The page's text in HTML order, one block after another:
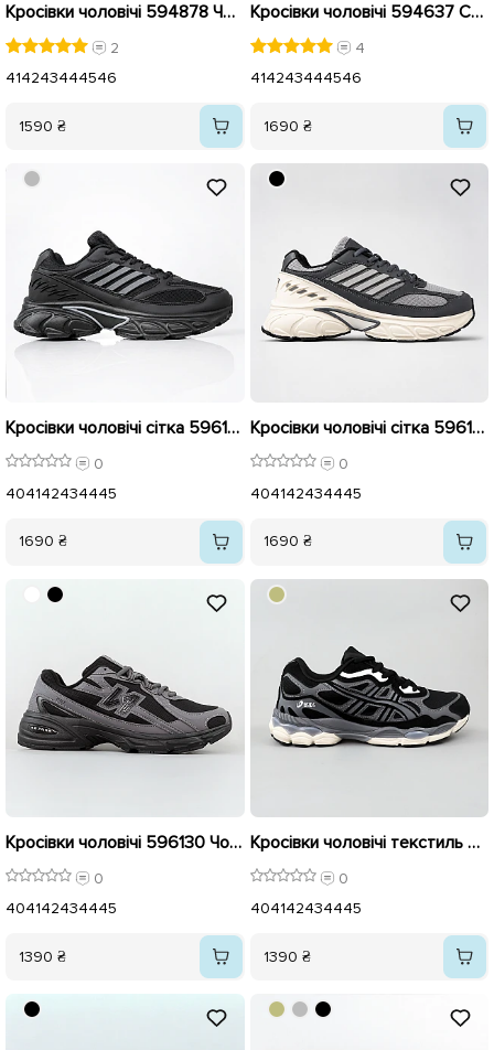
Кросівки чоловічі 594878 Чорні
2
414243444546
1590 ₴
Кросівки чоловічі 594637 Сині
4
414243444546
1690 ₴
Кросівки чоловічі сітка 596181 Чорні
0
404142434445
1690 ₴
Кросівки чоловічі сітка 596182 Сірі
0
404142434445
1690 ₴
Кросівки чоловічі 596130 Чорний із сірим
0
404142434445
1390 ₴
Кросівки чоловічі текстиль 596133 Чорні
0
404142434445
1390 ₴